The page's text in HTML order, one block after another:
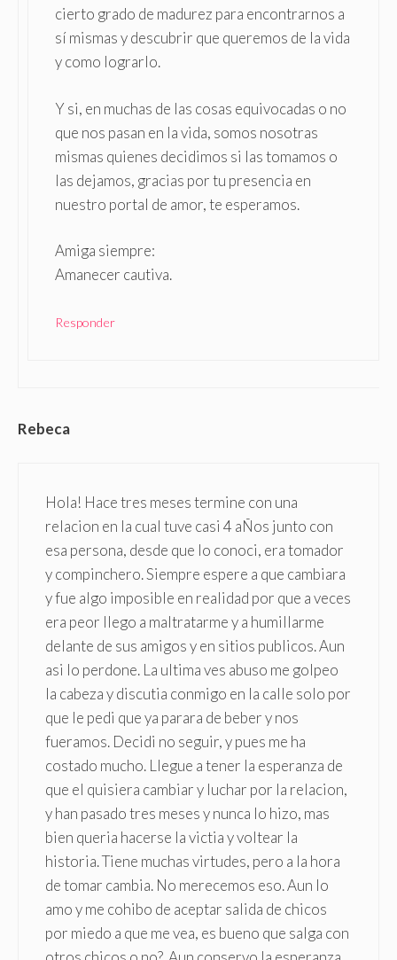
cierto grado de madurez para encontrarnos a
sí mismas y descubrir que queremos de la vida
y como lograrlo.
Y si, en muchas de las cosas equivocadas o no
que nos pasan en la vida, somos nosotras
mismas quienes decidimos si las tomamos o
las dejamos, gracias por tu presencia en
nuestro portal de amor, te esperamos.
Amiga siempre:
Amanecer cautiva.
Responder
Rebeca
Hola! Hace tres meses termine con una
relacion en la cual tuve casi 4 aÑos junto con
esa persona, desde que lo conoci, era tomador
y compinchero. Siempre espere a que cambiara
y fue algo imposible en realidad por que a veces
era peor llego a maltratarme y a humillarme
delante de sus amigos y en sitios publicos. Aun
asi lo perdone. La ultima ves abuso me golpeo
la cabeza y discutia conmigo en la calle solo por
que le pedi que ya parara de beber y nos
fueramos. Decidi no seguir, y pues me ha
costado mucho. Llegue a tener la esperanza de
que el quisiera cambiar y luchar por la relacion,
y han pasado tres meses y nunca lo hizo, mas
bien queria hacerse la victia y voltear la
historia. Tiene muchas virtudes, pero a la hora
de tomar cambia. No merecemos eso. Aun lo
amo y me cohibo de aceptar salida de chicos
por miedo a que me vea, es bueno que salga con